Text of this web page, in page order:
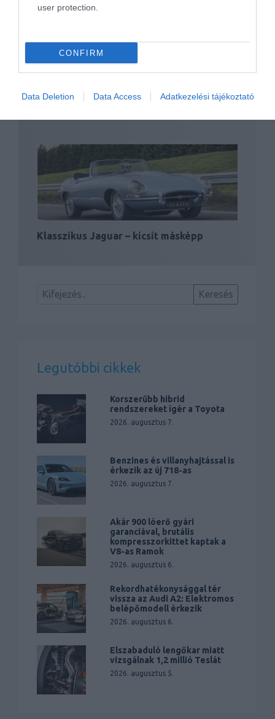
user protection.
CONFIRM
Data Deletion Data Access Adatkezelési tájékoztató
A Mercedes modelloffenzívát ígér a
Klasszikus Jaguar – kicsit másképp
Legutóbbi cikkek
Korszerűbb hibrid
rendszereket ígér a Toyota
2026. augusztus 7.
Benzines és villanyhajtással is
érkezik az új 718-as
2026. augusztus 7.
Akár 900 lóerő gyári
garanciával, brutális
kompresszorkittet kaptak a
V8-as Ramok
2026. augusztus 6.
Rekordhatékonysággal tér
vissza az Audi A2: Elektromos
belépőmodell érkezik
2026. augusztus 6.
Elszabaduló lengőkar miatt
vizsgálnak 1,2 millió Teslát
2026. augusztus 5.